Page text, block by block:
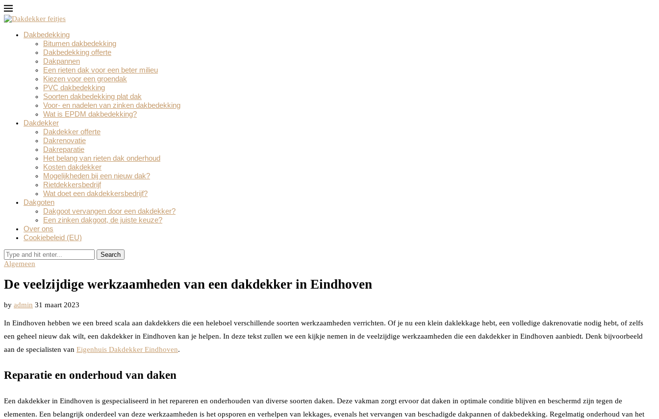
Dakbedekking
Bitumen dakbedekking
Dakbedekking offerte
Dakpannen
Een rieten dak voor een beter milieu
Kiezen voor een groendak
PVC dakbedekking
Soorten dakbedekking plat dak
Voor- en nadelen van zinken dakbedekking
Wat is EPDM dakbedekking?
Dakdekker
Dakdekker offerte
Dakrenovatie
Dakreparatie
Het belang van rieten dak onderhoud
Kosten dakdekker
Mogelijkheden bij een nieuw dak?
Rietdekkersbedrijf
Wat doet een dakdekkersbedrijf?
Dakgoten
Dakgoot vervangen door een dakdekker?
Een zinken dakgoot, de juiste keuze?
Over ons
Cookiebeleid (EU)
Search
Algemeen
De veelzijdige werkzaamheden van een dakdekker in Eindhoven
by admin 31 maart 2023
In Eindhoven hebben we een breed scala aan dakdekkers die een heleboel verschillende soorten werkzaamheden verrichten. Of je nu een klein daklekkage hebt, een volledige dakrenovatie nodig hebt, of zelfs
een geheel nieuw dak wilt, een dakdekker in Eindhoven kan je helpen. In deze tekst zullen we een kijkje nemen in de veelzijdige werkzaamheden die een dakdekker in Eindhoven aanbiedt. Denk bijvoorbeeld
aan de specialisten van Eigenhuis Dakdekker Eindhoven.
Reparatie en onderhoud van daken
Een dakdekker in Eindhoven is gespecialiseerd in het repareren en onderhouden van diverse soorten daken. Deze vakman zorgt ervoor dat daken in optimale conditie blijven en beschermd zijn tegen de
elementen. Een belangrijk onderdeel van deze werkzaamheden is het opsporen en verhelpen van lekkages, evenals het vervangen van beschadigde dakpannen of dakbedekking. Regelmatig onderhoud van het